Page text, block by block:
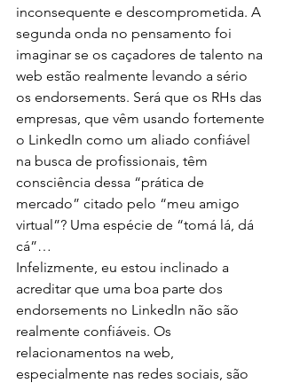
inconsequente e descomprometida. A
segunda onda no pensamento foi
imaginar se os caçadores de talento na
web estão realmente levando a sério
os endorsements. Será que os RHs das
empresas, que vêm usando fortemente
o LinkedIn como um aliado confiável
na busca de profissionais, têm
consciência dessa “prática de
mercado” citado pelo “meu amigo
virtual”? Uma espécie de “tomá lá, dá
cá”…
Infelizmente, eu estou inclinado a
acreditar que uma boa parte dos
endorsements no LinkedIn não são
realmente confiáveis. Os
relacionamentos na web,
especialmente nas redes sociais, são